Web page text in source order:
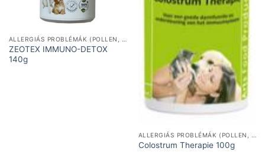
ZEOTEX IMMUNO-DETOX
140g
Colostrum Therapie 100g